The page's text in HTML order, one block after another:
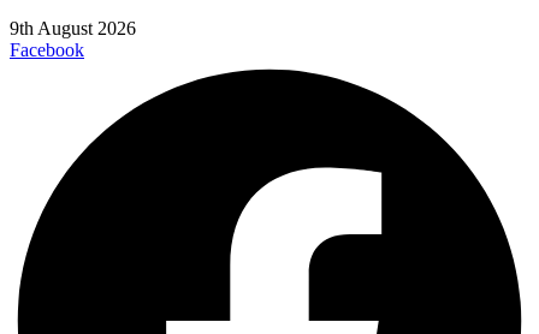
9th August 2026
Facebook